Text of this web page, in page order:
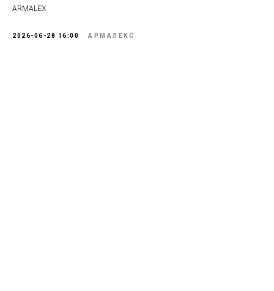
ARMALEX
2026-06-28 16:00 АРМАЛЕКС